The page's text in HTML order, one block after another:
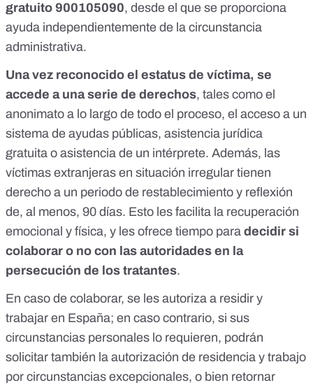
gratuito 900105090, desde el que se proporciona
ayuda independientemente de la circunstancia
administrativa.
Una vez reconocido el estatus de víctima, se
accede a una serie de derechos, tales como el
anonimato a lo largo de todo el proceso, el acceso a un
sistema de ayudas públicas, asistencia jurídica
gratuita o asistencia de un intérprete. Además, las
víctimas extranjeras en situación irregular tienen
derecho a un periodo de restablecimiento y reflexión
de, al menos, 90 días. Esto les facilita la recuperación
emocional y física, y les ofrece tiempo para decidir si
colaborar o no con las autoridades en la
persecución de los tratantes.
En caso de colaborar, se les autoriza a residir y
trabajar en España; en caso contrario, si sus
circunstancias personales lo requieren, podrán
solicitar también la autorización de residencia y trabajo
por circunstancias excepcionales, o bien retornar